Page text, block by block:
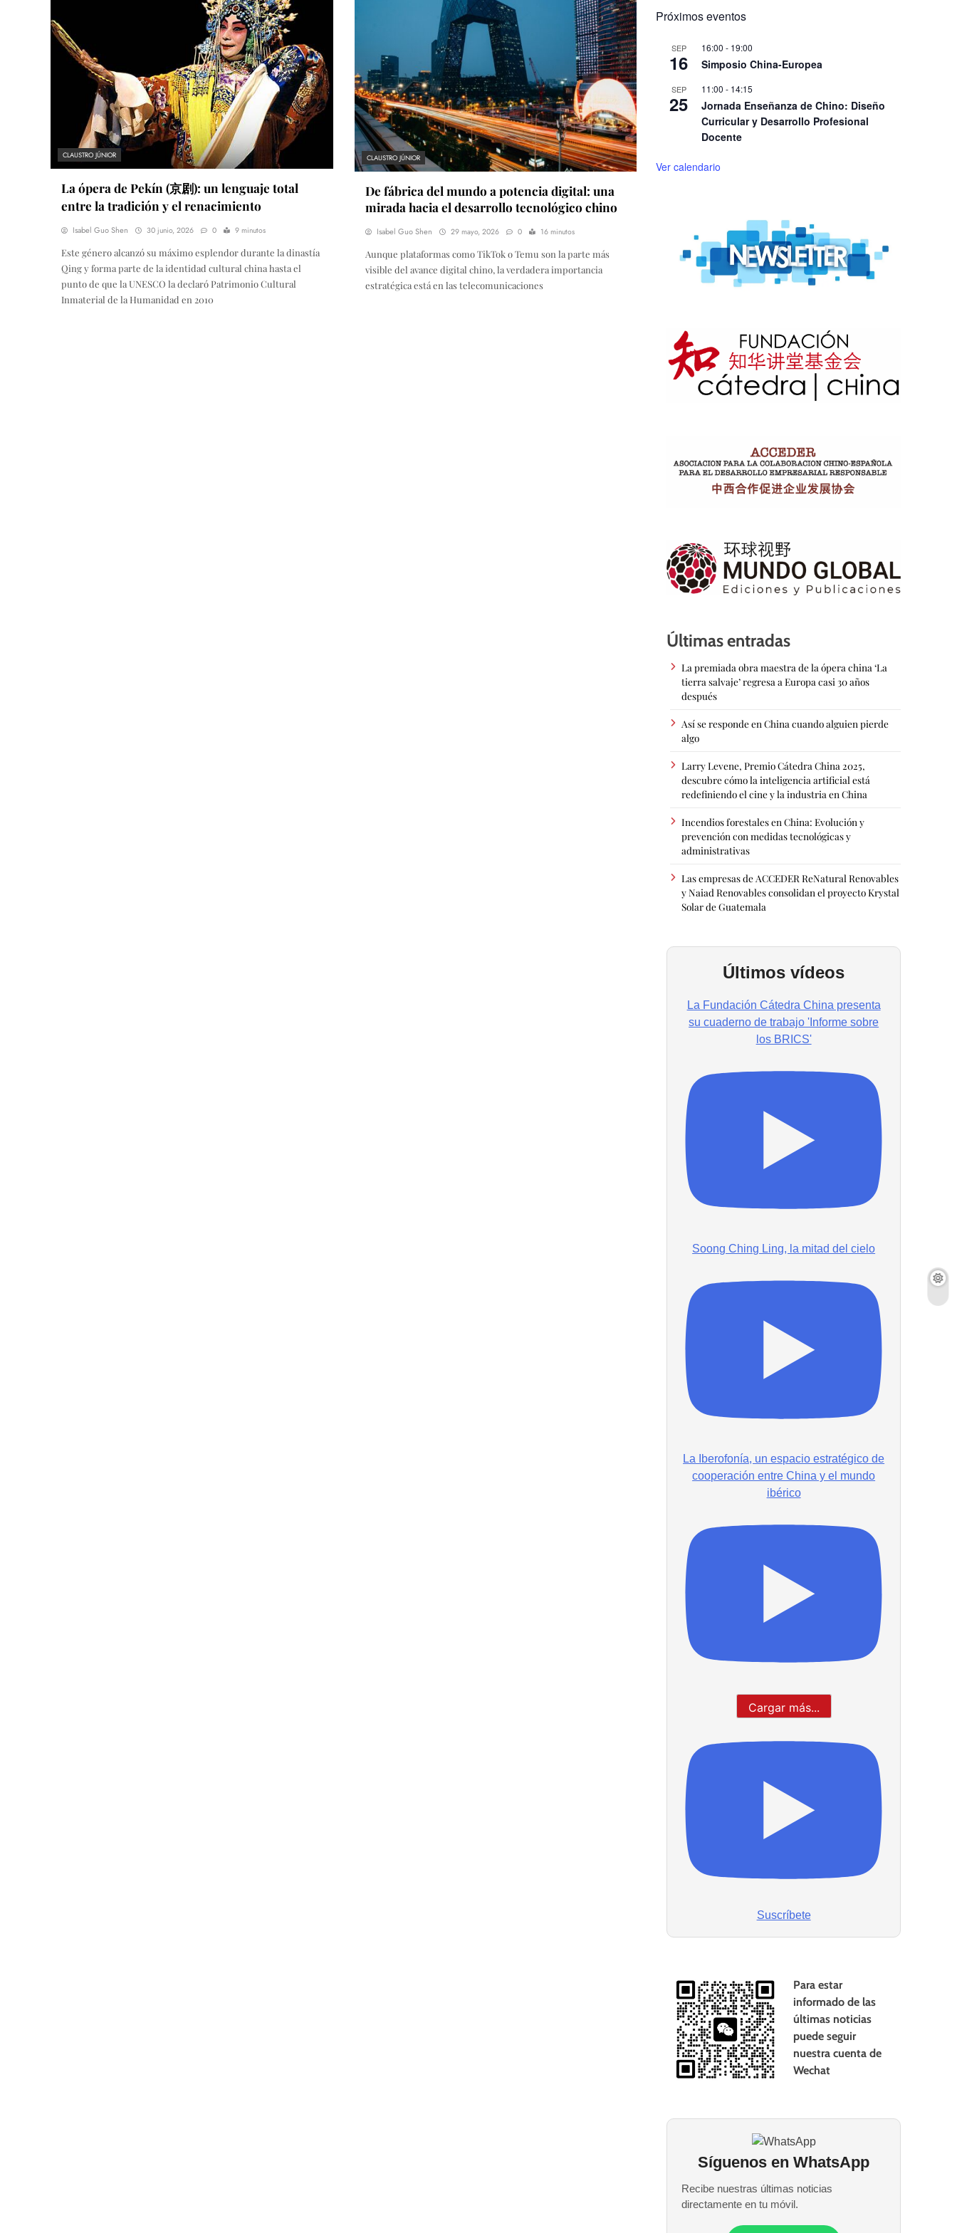
CLAUSTRO JÚNIOR
La ópera de Pekín (京剧): un lenguaje total
entre la tradición y el renacimiento
Isabel Guo Shen 30 junio, 2026 0 9 minutos
Este género alcanzó su máximo esplendor durante la dinastía
Qing y forma parte de la identidad cultural china hasta el
punto de que la UNESCO la declaró Patrimonio Cultural
Inmaterial de la Humanidad en 2010
CLAUSTRO JÚNIOR
De fábrica del mundo a potencia digital: una
mirada hacia el desarrollo tecnológico chino
Isabel Guo Shen 29 mayo, 2026 0 16 minutos
Aunque plataformas como TikTok o Temu son la parte más
visible del avance digital chino, la verdadera importancia
estratégica está en las telecomunicaciones
Próximos eventos
SEP
16
16:00 - 19:00
Simposio China-Europea
SEP
25
11:00 - 14:15
Jornada Enseñanza de Chino: Diseño
Curricular y Desarrollo Profesional
Docente
Ver calendario
Últimas entradas
La premiada obra maestra de la ópera china ‘La
tierra salvaje’ regresa a Europa casi 30 años
después
Así se responde en China cuando alguien pierde
algo
Larry Levene, Premio Cátedra China 2025,
descubre cómo la inteligencia artificial está
redefiniendo el cine y la industria en China
Incendios forestales en China: Evolución y
prevención con medidas tecnológicas y
administrativas
Las empresas de ACCEDER ReNatural Renovables
y Naiad Renovables consolidan el proyecto Krystal
Solar de Guatemala
Últimos vídeos
La Fundación Cátedra China presenta
su cuaderno de trabajo 'Informe sobre
los BRICS'
Soong Ching Ling, la mitad del cielo
La Iberofonía, un espacio estratégico de
cooperación entre China y el mundo
ibérico
Cargar más...
Suscríbete
Para estar
informado de las
últimas noticias
puede seguir
nuestra cuenta de
Wechat
Síguenos en WhatsApp
Recibe nuestras últimas noticias
directamente en tu móvil.